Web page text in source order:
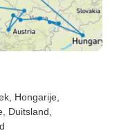
, Hongarije
, Duitsland